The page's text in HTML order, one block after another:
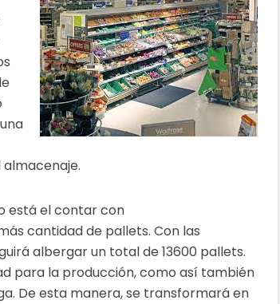
está el contar con
cantidad de pallets. Con las
albergar un total de 13600 pallets.
para la producción, como así también
De esta manera, se transformará en